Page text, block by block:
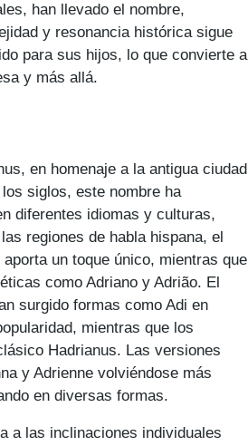
han llevado el nombre,
y resonancia histórica sigue
para sus hijos, lo que convierte a
y más allá.
en homenaje a la antigua ciudad
siglos, este nombre ha
diferentes idiomas y culturas,
regiones de habla hispana, el
un toque único, mientras que
como Adriano y Adrião. El
surgido formas como Adi en
mientras que los
Hadrianus. Las versiones
y Adrienne volviéndose más
en diversas formas.
a las inclinaciones individuales